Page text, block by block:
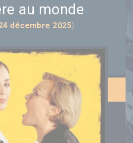
au monde
décembre 2025)